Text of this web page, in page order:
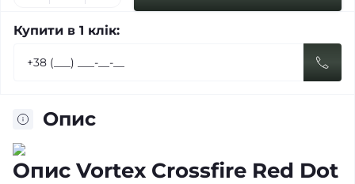
Купити в 1 клік:
Опис
Опис Vortex Crossfire Red Dot